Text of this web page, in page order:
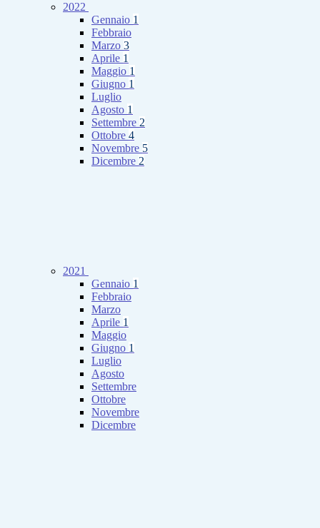
2022
Gennaio 1
Febbraio
Marzo 3
Aprile 1
Maggio 1
Giugno 1
Luglio
Agosto 1
Settembre 2
Ottobre 4
Novembre 5
Dicembre 2
2021
Gennaio 1
Febbraio
Marzo
Aprile 1
Maggio
Giugno 1
Luglio
Agosto
Settembre
Ottobre
Novembre
Dicembre